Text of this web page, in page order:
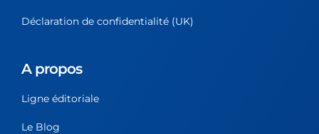
Déclaration de confidentialité (UK)
A propos
Ligne éditoriale
Le Blog